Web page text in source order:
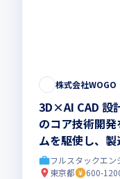
株式会社WOGO
3D×AI CAD 設
のコア技術開
ムを駆使し、
新する最先端
フルスタックエン
東京都
600-